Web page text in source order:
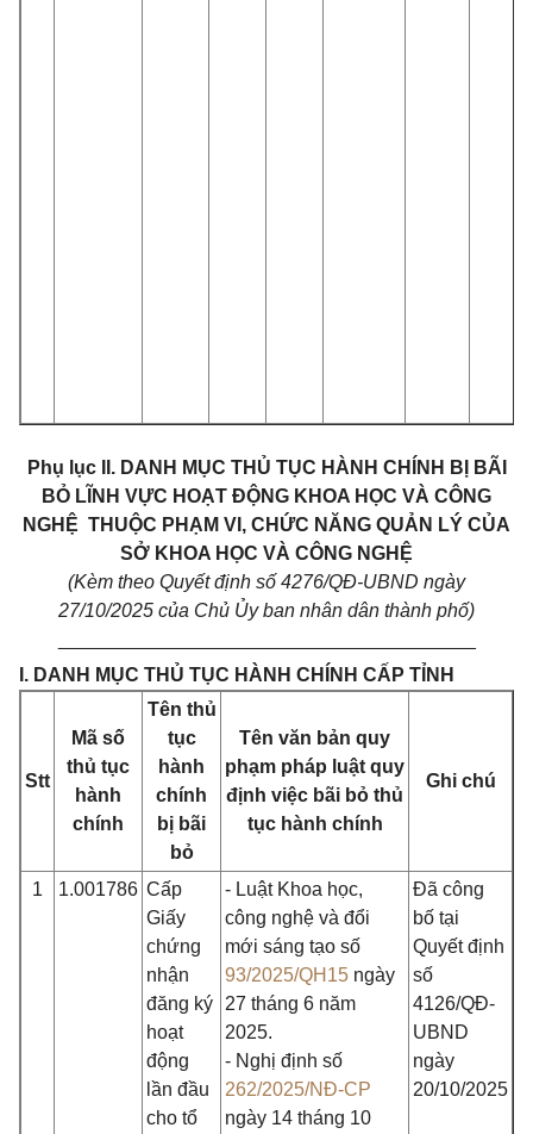
Phụ lục II. DANH MỤC THỦ TỤC HÀNH CHÍNH BỊ BÃI
BỎ LĨNH VỰC HOẠT ĐỘNG KHOA HỌC VÀ CÔNG
NGHỆ THUỘC PHẠM VI, CHỨC NĂNG QUẢN LÝ CỦA
SỞ KHOA HỌC VÀ CÔNG NGHỆ
(Kèm theo Quyết định số 4276/QĐ-UBND ngày
27/10/2025 của Chủ Ủy ban nhân dân thành phố)
I. DANH MỤC THỦ TỤC HÀNH CHÍNH CẤP TỈNH
Stt
Mã số
thủ tục
hành
chính
Tên thủ
tục
hành
chính
bị bãi
bỏ
Tên văn bản quy
phạm pháp luật quy
định việc bãi bỏ thủ
tục hành chính
Ghi chú
1 1.001786 Cấp
Giấy
chứng
nhận
đăng ký
hoạt
động
lần đầu
cho tổ
- Luật Khoa học,
công nghệ và đổi
mới sáng tạo số
93/2025/QH15 ngày
27 tháng 6 năm
2025.
- Nghị định số
262/2025/NĐ-CP
ngày 14 tháng 10
Đã công
bố tại
Quyết định
số
4126/QĐ-
UBND
ngày
20/10/2025